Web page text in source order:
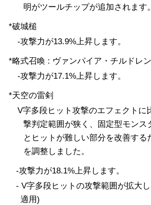
明がツールチップが追加されます。
*破城槌
-攻撃力が13.9%上昇します。
*略式召喚 : ヴァンパイア・チルドレン
-攻撃力が17.1%上昇します。
*天空の雷剣
V字多段ヒット攻撃のエフェクトに
撃判定範囲が狭く、固定型モンス
とヒットが難しい部分を改善する
を調整しました。
-攻撃力が18.1%上昇します。
- V字多段ヒットの攻撃範囲が拡大
適用)